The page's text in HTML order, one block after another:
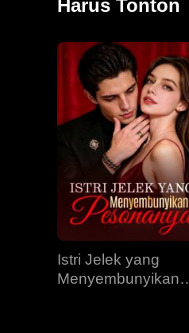
Harus Tonton
Istri Jelek yang
Menyembunyikan